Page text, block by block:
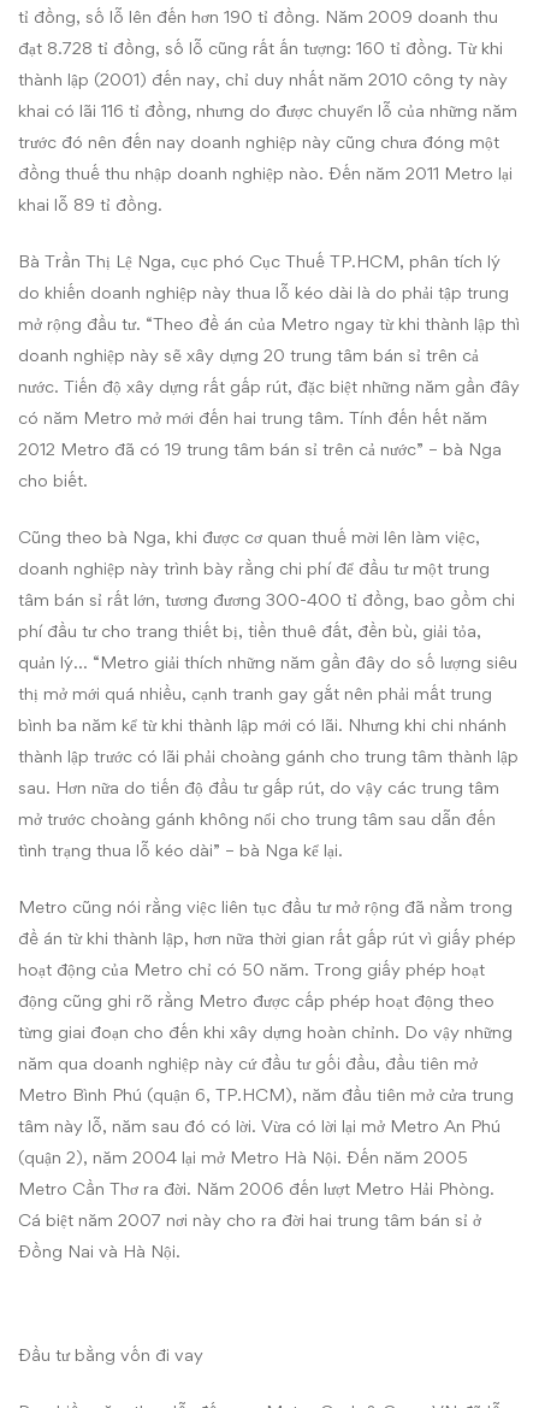
tỉ đồng, số lỗ lên đến hơn 190 tỉ đồng. Năm 2009 doanh thu
đạt 8.728 tỉ đồng, số lỗ cũng rất ấn tượng: 160 tỉ đồng. Từ khi
thành lập (2001) đến nay, chỉ duy nhất năm 2010 công ty này
khai có lãi 116 tỉ đồng, nhưng do được chuyển lỗ của những năm
trước đó nên đến nay doanh nghiệp này cũng chưa đóng một
đồng thuế thu nhập doanh nghiệp nào. Đến năm 2011 Metro lại
khai lỗ 89 tỉ đồng.
Bà Trần Thị Lệ Nga, cục phó Cục Thuế TP.HCM, phân tích lý
do khiến doanh nghiệp này thua lỗ kéo dài là do phải tập trung
mở rộng đầu tư. “Theo đề án của Metro ngay từ khi thành lập thì
doanh nghiệp này sẽ xây dựng 20 trung tâm bán sỉ trên cả
nước. Tiến độ xây dựng rất gấp rút, đặc biệt những năm gần đây
có năm Metro mở mới đến hai trung tâm. Tính đến hết năm
2012 Metro đã có 19 trung tâm bán sỉ trên cả nước” – bà Nga
cho biết.
Cũng theo bà Nga, khi được cơ quan thuế mời lên làm việc,
doanh nghiệp này trình bày rằng chi phí để đầu tư một trung
tâm bán sỉ rất lớn, tương đương 300-400 tỉ đồng, bao gồm chi
phí đầu tư cho trang thiết bị, tiền thuê đất, đền bù, giải tỏa,
quản lý… “Metro giải thích những năm gần đây do số lượng siêu
thị mở mới quá nhiều, cạnh tranh gay gắt nên phải mất trung
bình ba năm kể từ khi thành lập mới có lãi. Nhưng khi chi nhánh
thành lập trước có lãi phải choàng gánh cho trung tâm thành lập
sau. Hơn nữa do tiến độ đầu tư gấp rút, do vậy các trung tâm
mở trước choàng gánh không nổi cho trung tâm sau dẫn đến
tình trạng thua lỗ kéo dài” – bà Nga kể lại.
Metro cũng nói rằng việc liên tục đầu tư mở rộng đã nằm trong
đề án từ khi thành lập, hơn nữa thời gian rất gấp rút vì giấy phép
hoạt động của Metro chỉ có 50 năm. Trong giấy phép hoạt
động cũng ghi rõ rằng Metro được cấp phép hoạt động theo
từng giai đoạn cho đến khi xây dựng hoàn chỉnh. Do vậy những
năm qua doanh nghiệp này cứ đầu tư gối đầu, đầu tiên mở
Metro Bình Phú (quận 6, TP.HCM), năm đầu tiên mở cửa trung
tâm này lỗ, năm sau đó có lời. Vừa có lời lại mở Metro An Phú
(quận 2), năm 2004 lại mở Metro Hà Nội. Đến năm 2005
Metro Cần Thơ ra đời. Năm 2006 đến lượt Metro Hải Phòng.
Cá biệt năm 2007 nơi này cho ra đời hai trung tâm bán sỉ ở
Đồng Nai và Hà Nội.
Đầu tư bằng vốn đi vay